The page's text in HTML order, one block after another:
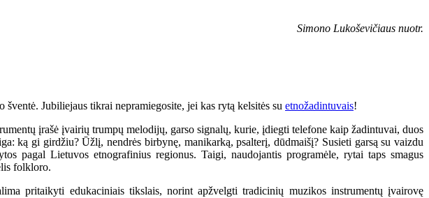
Simono Lukoševičiaus nuotr.
Jubiliejaus tikrai nepramiegosite, jei kas rytą kelsitės su etnožadintuvais!
įrašė įvairių trumpų melodijų, garso signalų, kurie, įdiegti telefone kaip žadintuvai, duos
ką gi girdžiu? Ūžlį, nendrės birbynę, manikarką, psalterį, dūdmaišį? Susieti garsą su vaizdu
pagal Lietuvos etnografinius regionus. Taigi, naudojantis programėle, rytai taps smagus
folkloro.
pritaikyti edukaciniais tikslais, norint apžvelgti tradicinių muzikos instrumentų įvairovę